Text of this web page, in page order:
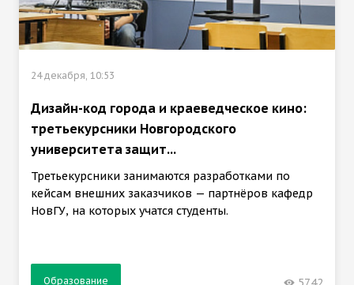
24 декабря, 10:53
Дизайн-код города и краеведческое кино:
третьекурсники Новгородского
университета защит...
Третьекурсники занимаются разработками по
кейсам внешних заказчиков — партнёров кафедр
НовГУ, на которых учатся студенты.
Образование